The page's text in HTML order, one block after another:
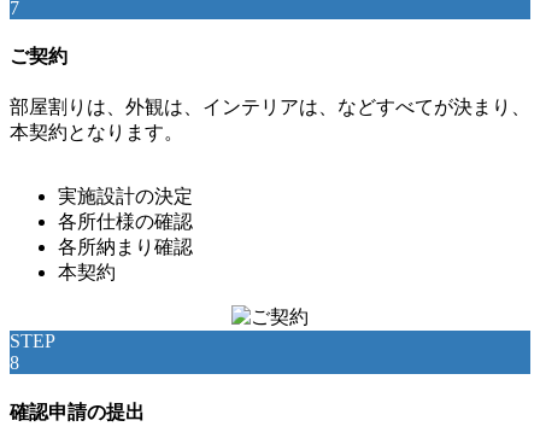
7
ご契約
部屋割りは、外観は、インテリアは、などすべてが決まり、
本契約となります。
実施設計の決定
各所仕様の確認
各所納まり確認
本契約
STEP
8
確認申請の提出